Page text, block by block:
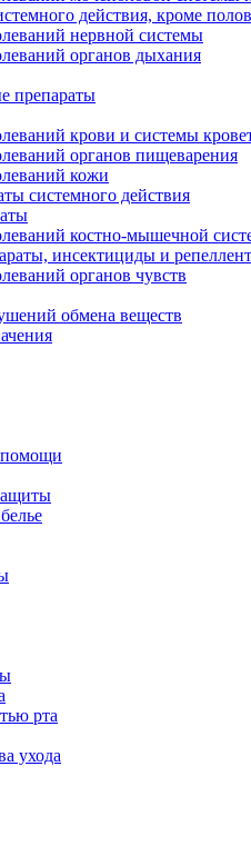
действия, кроме
нервной системы
органов дыхания
препараты
крови и системы
органов пищеварения
кожи
системного действия
костно-мышечной
инсектициды и
органов чувств
обмена веществ
помощи
рта
ухода